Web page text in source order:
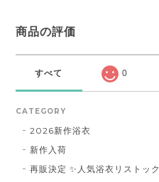
商品の評価
すべて 0
CATEGORY
2026新作浴衣
新作入荷
再販決定 ✨人気浴衣リストック